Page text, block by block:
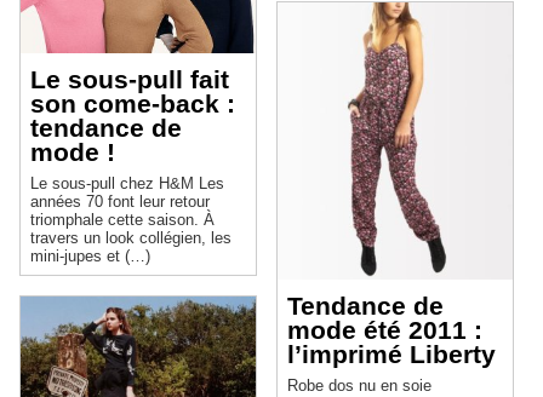
Le sous-pull fait
son come-back :
tendance de
mode !
Le sous-pull chez H&M Les
années 70 font leur retour
triomphale cette saison. À
travers un look collégien, les
mini-jupes et (…)
Tendance de
mode été 2011 :
l’imprimé Liberty
Robe dos nu en soie